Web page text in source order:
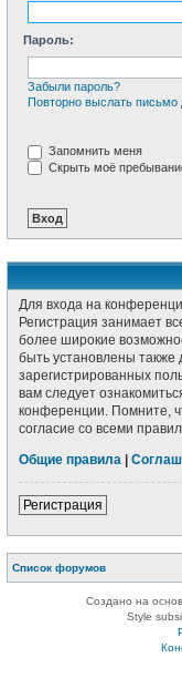
Пароль:
Забыли пароль?
Повторно выслать письмо
Запомнить меня
Скрыть моё
Для входа на
Регистрация занимает
более широкие
быть установлены также
зарегистрированных
вам следует
конференции. Помните,
согласие со всеми
Общие правила
Регистрация
Список форумов
Создано на
Style